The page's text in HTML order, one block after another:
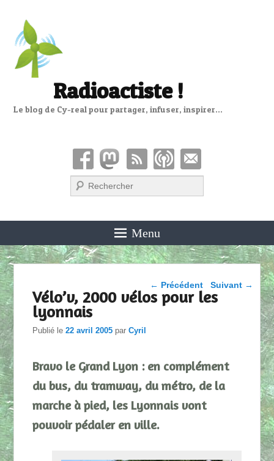
Radioactiste !
Le blog de Cy-real pour partager, infuser, inspirer…
Recherche
Menu
Parcourir les articles
← Précédent Suivant →
Vélo’v, 2000 vélos pour les
lyonnais
Publié le22 avril 2005 parCyril
Bravo le Grand Lyon : en complément
du bus, du tramway, du métro, de la
marche à pied, les Lyonnais vont
pouvoir pédaler en ville.